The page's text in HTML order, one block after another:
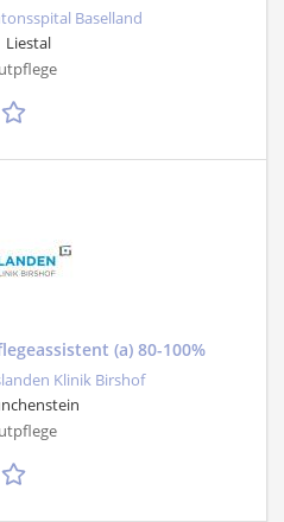
Baselland
Liestal
(a) 80-100%
Klinik Birshof